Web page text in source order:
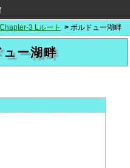
Chapter-3 Lルート ボルドュー湖畔
ー湖畔